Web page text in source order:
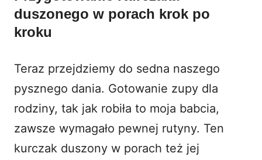
duszonego w porach krok po
kroku
Teraz przejdziemy do sedna naszego
pysznego dania. Gotowanie zupy dla
rodziny, tak jak robiła to moja babcia,
zawsze wymagało pewnej rutyny. Ten
kurczak duszony w porach też jej